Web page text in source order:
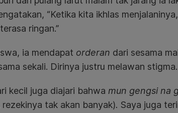
“Ketika kita ikhlas
ringan.”
ia mendapat orderan dari sesama
sekali. Dirinya justru melawan stigma.
kecil juga diajari bahwa mun gengsi na
tak akan banyak). Saya juga